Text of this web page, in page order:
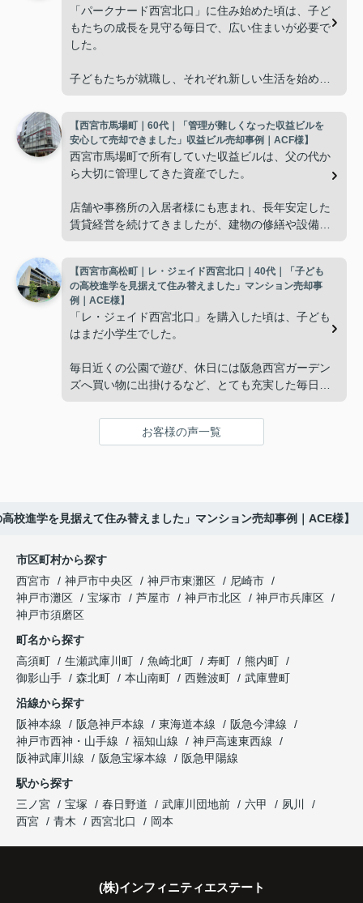
「パークナード西宮北口」に住み始めた頃は、子ど
もたちの成長を見守る毎日で、広い住まいが必要で
した。
子どもたちが就職し、それぞれ新しい生活を始める
使わない部屋が増え、
「今の私たちには少し広すぎるね。」
掃除や管理の負担も考え、夫婦二人にちょうど良い
インフィニティエステートさんへ相談すると、「パ
ークナード西宮北口」の査定だけでなく、住み替え
先とのスケジュールや資金計画まで丁寧にサポート
してくださいました。
販売活動では、西宮北口駅へのアクセス、阪急西宮
ガーデンズ、医療機関や買い物施設など、将来も安
した。
趣味を楽しむ時間が増えました。
これからの暮らしを前向きに考えられるようにな
り、住み替えを決断して本当に良かったと思ってい
ます。
【西宮市馬場町｜60代｜「管理が難しくなった収益ビルを
安心して売却できました」収益ビル売却事例｜ACF様】
西宮市馬場町で所有していた収益ビルは、父の代か
ら大切に管理してきた資産でした。
店舗や事務所の入居者様にも恵まれ、長年安定した
賃貸経営を続けてきましたが、建物の修繕や設備更
子どもたちはそれぞれ別の仕事に就いており、
「将来、このビルの管理を任せるのは難しいかもし
れない。」
と家族で話し合うようになりました。
インフィニティエステートさんへ相談すると、収益
投資家向けの販売方法をご提案いただきました。
「立地も良く、長期保有したい物件です。」
と話され、このビルを大切に運営してくださること
になりました。
長年守ってきた資産を安心して引き継ぐことがで
き、家族全員が納得できる売却となりました。
【西宮市高松町｜レ・ジェイド西宮北口｜40代｜「子ども
の高校進学を見据えて住み替えました」マンション売却事
例｜ACE様】
「レ・ジェイド西宮北口」を購入した頃は、子ども
はまだ小学生でした。
毎日近くの公園で遊び、休日には阪急西宮ガーデン
ズへ買い物に出掛けるなど、とても充実した毎日を
年月が経ち、子どもが高校進学を意識する年齢にな
「レ・ジェイド西宮北口」の査定だけでなく、新居
購入とのタイミングや資金計画についても丁寧に説
明してくださいました。
販売活動では、西宮北口駅へのアクセス、阪急西宮
ガーデンズ、教育施設、商業施設など、このエリア
した。
購入されたご家族は、
と大変喜ばれ、この住まいを選ばれました。
住み替え後は家族それぞれの通勤・通学時間が短く
家族全員にとって、将来を見据えた良い選択だった
お客様の声一覧
校進学を見据えて住み替えました」マンション売却事例｜ACE様】
市区町村から探す
西宮市
神戸市中央区 神戸市東灘区
尼崎市
神戸市灘区
宝塚市 芦屋市 神戸市北区
神戸市兵庫区
神戸市須磨区
町名から探す
高須町
生瀬武庫川町 魚崎北町 寿町
熊内町
御影山手
森北町 本山南町 西難波町
武庫豊町
沿線から探す
阪神本線
阪急神戸本線 東海道本線
阪急今津線
神戸市西神・山手線
福知山線
神戸高速東西線
阪神武庫川線
阪急宝塚本線
阪急甲陽線
駅から探す
三ノ宮
宝塚 春日野道 武庫川団地前 六甲
夙川
西宮
青木 西宮北口 岡本
(株)インフィニティエステート